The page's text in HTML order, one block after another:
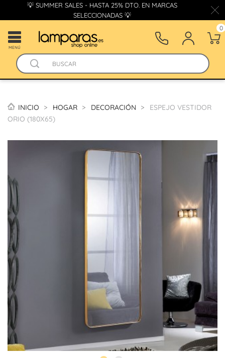
💡 SUMMER SALES - HASTA 25% DTO. EN MARCAS
SELECCIONADAS 💡
MENÚ
0
INICIO HOGAR DECORACIÓN
ESPEJO VESTIDOR
ORIO (180X65)